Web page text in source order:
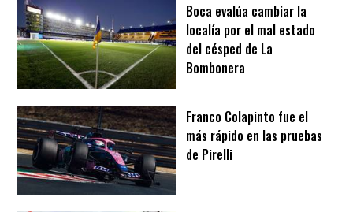
Boca evalúa cambiar la
localía por el mal estado
del césped de La
Bombonera
Franco Colapinto fue el
más rápido en las pruebas
de Pirelli